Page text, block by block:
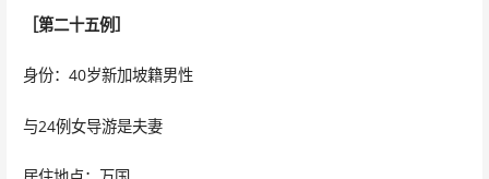
［第二十五例］
身份：40岁新加坡籍男性
与24例女导游是夫妻